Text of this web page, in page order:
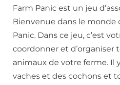
Farm Panic est un jeu
Bienvenue dans le monde
Panic. Dans ce jeu, c’est
coordonner et d’organiser
animaux de votre ferme. Il
vaches et des cochons et